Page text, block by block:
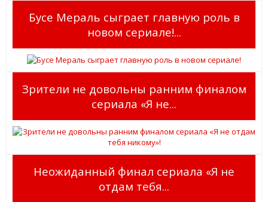
Бусе Мераль сыграет главную роль в
новом сериале!...
Зрители не довольны ранним финалом
сериала «Я не...
Неожиданный финал сериала «Я не
отдам тебя...